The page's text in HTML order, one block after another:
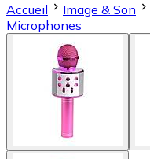
Accueil
Image & Son
Microphones